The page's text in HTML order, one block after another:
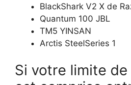
BlackShark V2 X de
Quantum 100 JBL
TM5 YINSAN
Arctis SteelSeries 1
Si votre limite